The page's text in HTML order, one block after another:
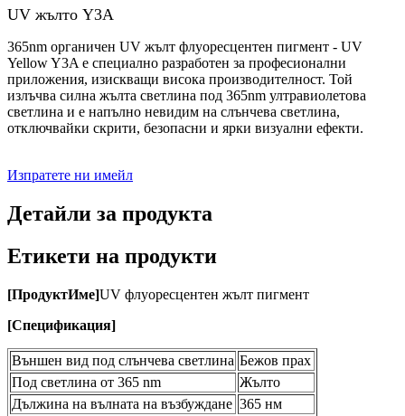
UV жълто Y3A
365nm органичен UV жълт флуоресцентен пигмент - UV
Yellow Y3A е специално разработен за професионални
приложения, изискващи висока производителност. Той
излъчва силна жълта светлина под 365nm ултравиолетова
светлина и е напълно невидим на слънчева светлина,
отключвайки скрити, безопасни и ярки визуални ефекти.
Изпратете ни имейл
Детайли за продукта
Етикети на продукти
[ПродуктИме]UV флуоресцентен жълт пигмент
[Спецификация]
Външен вид под слънчева светлина Бежов прах
Под светлина от 365 nm
Жълто
Дължина на вълната на възбуждане 365 нм